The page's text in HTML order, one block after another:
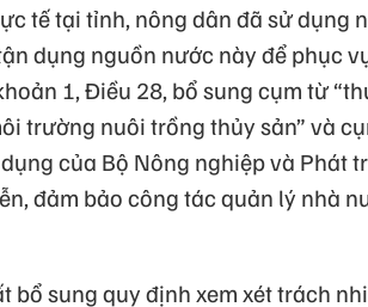
tế tại tỉnh, nông dân đã sử dụng
dụng nguồn nước này để phục
1, Điều 28, bổ sung cụm từ
trường nuôi trồng thủy sản” và
của Bộ Nông nghiệp và Phát
đảm bảo công tác quản lý nhà
bổ sung quy định xem xét trách